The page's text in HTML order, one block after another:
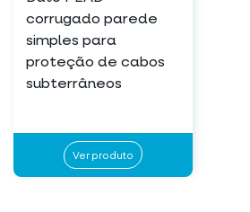
corrugado parede
simples para
proteção de cabos
subterrâneos
Ver produto